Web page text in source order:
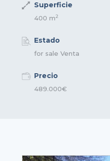
Superficie
400 m2
Estado
for sale Venta
Precio
489.000€